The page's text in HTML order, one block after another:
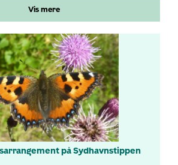
Vis mere
på Sydhavnstippen